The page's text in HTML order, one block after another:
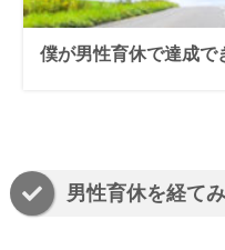
僕が男性育休で達成で
男性育休を経て